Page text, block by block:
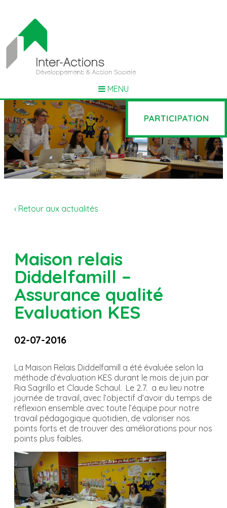
MENU
‹ Retour aux actualités
Maison relais
Diddelfamill –
Assurance qualité
Evaluation KES
02-07-2016
La Maison Relais Diddelfamill a été évaluée selon la
méthode d’évaluation KES durant le mois de juin par
Ria Sagrillo et Claude Schaul. Le 2.7. a eu lieu notre
journée de travail, avec l’objectif d’avoir du temps de
réflexion ensemble avec toute l’équipe pour notre
travail pédagogique quotidien, de valoriser nos
points forts et de trouver des améliorations pour nos
points plus faibles.